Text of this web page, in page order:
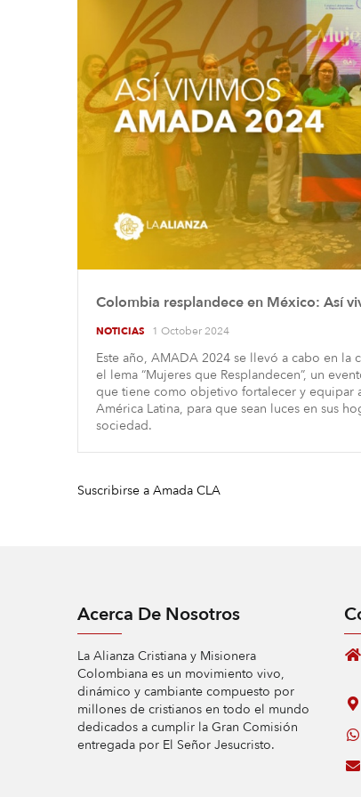
Colombia resplandece en México: Así
NOTICIAS 1 October 2024
Este año, AMADA 2024 se llevó a cabo en la
el lema “Mujeres que Resplandecen”, un
que tiene como objetivo fortalecer y equipar
América Latina, para que sean luces en sus
sociedad.
Suscribirse a Amada CLA
Acerca De Nosotros
La Alianza Cristiana y Misionera
Colombiana es un movimiento vivo,
dinámico y cambiante compuesto por
millones de cristianos en todo el mundo
dedicados a cumplir la Gran Comisión
entregada por El Señor Jesucristo.